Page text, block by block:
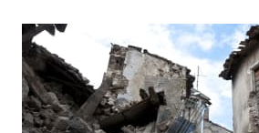
následujících třech týdnech,
února sílu 6,3 stupně, [...]